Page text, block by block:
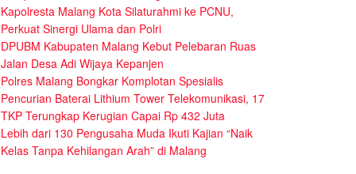
Kapolresta Malang Kota Silaturahmi ke PCNU,
Perkuat Sinergi Ulama dan Polri
DPUBM Kabupaten Malang Kebut Pelebaran Ruas
Jalan Desa Adi Wijaya Kepanjen
Polres Malang Bongkar Komplotan Spesialis
Pencurian Baterai Lithium Tower Telekomunikasi, 17
TKP Terungkap Kerugian Capai Rp 432 Juta
Lebih dari 130 Pengusaha Muda Ikuti Kajian “Naik
Kelas Tanpa Kehilangan Arah” di Malang